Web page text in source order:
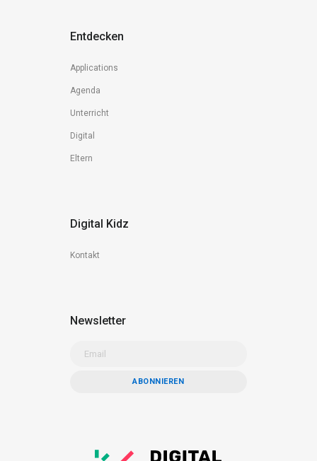
Entdecken
Applications
Agenda
Unterricht
Digital
Eltern
Digital Kidz
Kontakt
Newsletter